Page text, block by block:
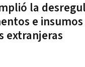
la
e insumos
extranjeras